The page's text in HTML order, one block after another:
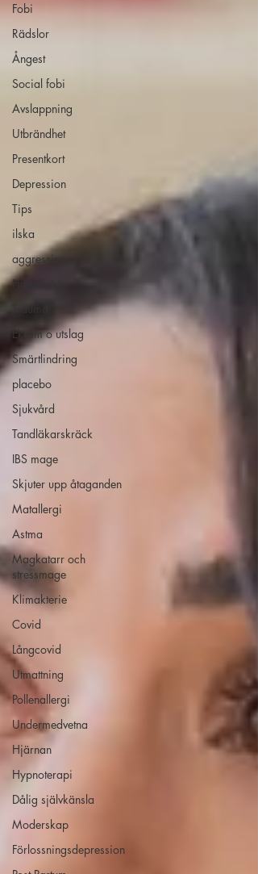
Fobi
Rädslor
Ångest
Social fobi
Avslappning
Utbrändhet
Presentkort
Depression
Tips
ilska
aggression
Huvudvärk
Trauma
Eksem o utslag
Smärtlindring
placebo
Sjukvård
Tandläkarskräck
IBS mage
Skjuter upp åtaganden
Matallergi
Astma
Magkatarr och
stressmage
Klimakterie
Covid
Långcovid
Utmattning
Pollenallergi
Undermedvetna
Hjärnan
Hypnoterapi
Dålig självkänsla
Moderskap
Förlossningsdepression